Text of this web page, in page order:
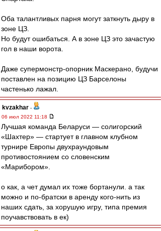
Оба талантливых парня могут заткнуть дыру в
зоне ЦЗ.
Но будут ошибаться. А в зоне ЦЗ это зачастую
гол в наши ворота.
Даже супермонстр-опорник Маскерано, будучи
поставлен на позицию ЦЗ Барселоны
частенько лажал.
kvzakhar -
06 июл 2022 11:18
Лучшая команда Беларуси — солигорский
«Шахтер» — стартует в главном клубном
турнире Европы двухраундовым
противостоянием со словенским
«Марибором».
о как, а чет думал их тоже бортанули. а так
можно и по-братски в аренду кого-нить из
наших сдать, за хорушую игру, типа премия
поучавствовать в ек)